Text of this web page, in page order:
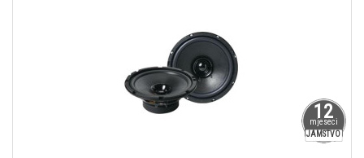
12
mjeseci
JAMSTVO